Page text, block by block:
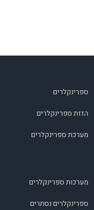
ספרינקלרים
הזזת ספרינקלרים
מערכת ספרינקלרים
מערכות ספרינקלרים
ספרינקלרים נסתרים